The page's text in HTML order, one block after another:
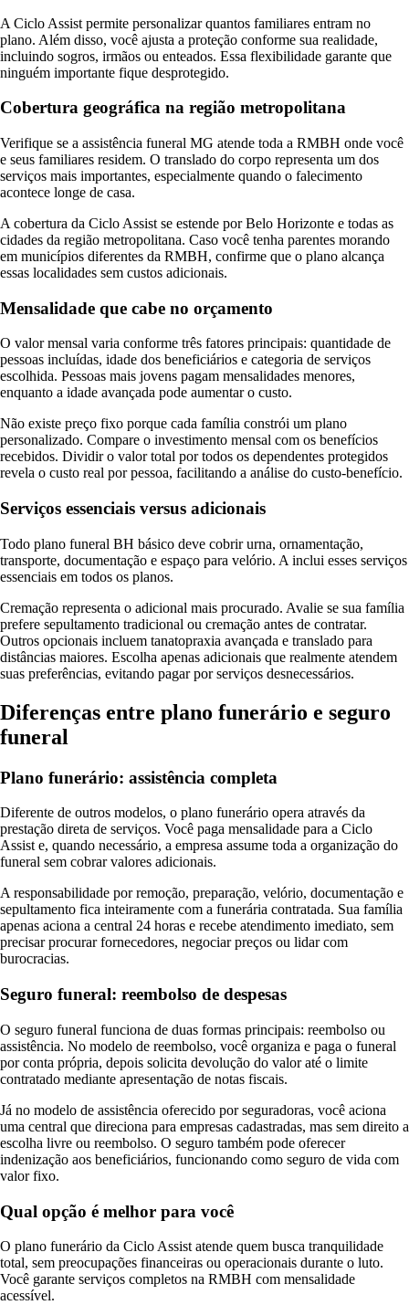
A Ciclo Assist permite personalizar quantos familiares entram no
plano. Além disso, você ajusta a proteção conforme sua realidade,
incluindo sogros, irmãos ou enteados. Essa flexibilidade garante que
ninguém importante fique desprotegido.
Cobertura geográfica na região metropolitana
Verifique se a assistência funeral MG atende toda a RMBH onde você
e seus familiares residem. O translado do corpo representa um dos
serviços mais importantes, especialmente quando o falecimento
acontece longe de casa.
A cobertura da Ciclo Assist se estende por Belo Horizonte e todas as
cidades da região metropolitana. Caso você tenha parentes morando
em municípios diferentes da RMBH, confirme que o plano alcança
essas localidades sem custos adicionais.
Mensalidade que cabe no orçamento
O valor mensal varia conforme três fatores principais: quantidade de
pessoas incluídas, idade dos beneficiários e categoria de serviços
escolhida. Pessoas mais jovens pagam mensalidades menores,
enquanto a idade avançada pode aumentar o custo.
Não existe preço fixo porque cada família constrói um plano
personalizado. Compare o investimento mensal com os benefícios
recebidos. Dividir o valor total por todos os dependentes protegidos
revela o custo real por pessoa, facilitando a análise do custo-benefício.
Serviços essenciais versus adicionais
Todo plano funeral BH básico deve cobrir urna, ornamentação,
transporte, documentação e espaço para velório. A inclui esses serviços
essenciais em todos os planos.
Cremação representa o adicional mais procurado. Avalie se sua família
prefere sepultamento tradicional ou cremação antes de contratar.
Outros opcionais incluem tanatopraxia avançada e translado para
distâncias maiores. Escolha apenas adicionais que realmente atendem
suas preferências, evitando pagar por serviços desnecessários.
Diferenças entre plano funerário e seguro
funeral
Plano funerário: assistência completa
Diferente de outros modelos, o plano funerário opera através da
prestação direta de serviços. Você paga mensalidade para a Ciclo
Assist e, quando necessário, a empresa assume toda a organização do
funeral sem cobrar valores adicionais.
A responsabilidade por remoção, preparação, velório, documentação e
sepultamento fica inteiramente com a funerária contratada. Sua família
apenas aciona a central 24 horas e recebe atendimento imediato, sem
precisar procurar fornecedores, negociar preços ou lidar com
burocracias.
Seguro funeral: reembolso de despesas
O seguro funeral funciona de duas formas principais: reembolso ou
assistência. No modelo de reembolso, você organiza e paga o funeral
por conta própria, depois solicita devolução do valor até o limite
contratado mediante apresentação de notas fiscais.
Já no modelo de assistência oferecido por seguradoras, você aciona
uma central que direciona para empresas cadastradas, mas sem direito a
escolha livre ou reembolso. O seguro também pode oferecer
indenização aos beneficiários, funcionando como seguro de vida com
valor fixo.
Qual opção é melhor para você
O plano funerário da Ciclo Assist atende quem busca tranquilidade
total, sem preocupações financeiras ou operacionais durante o luto.
Você garante serviços completos na RMBH com mensalidade
acessível.